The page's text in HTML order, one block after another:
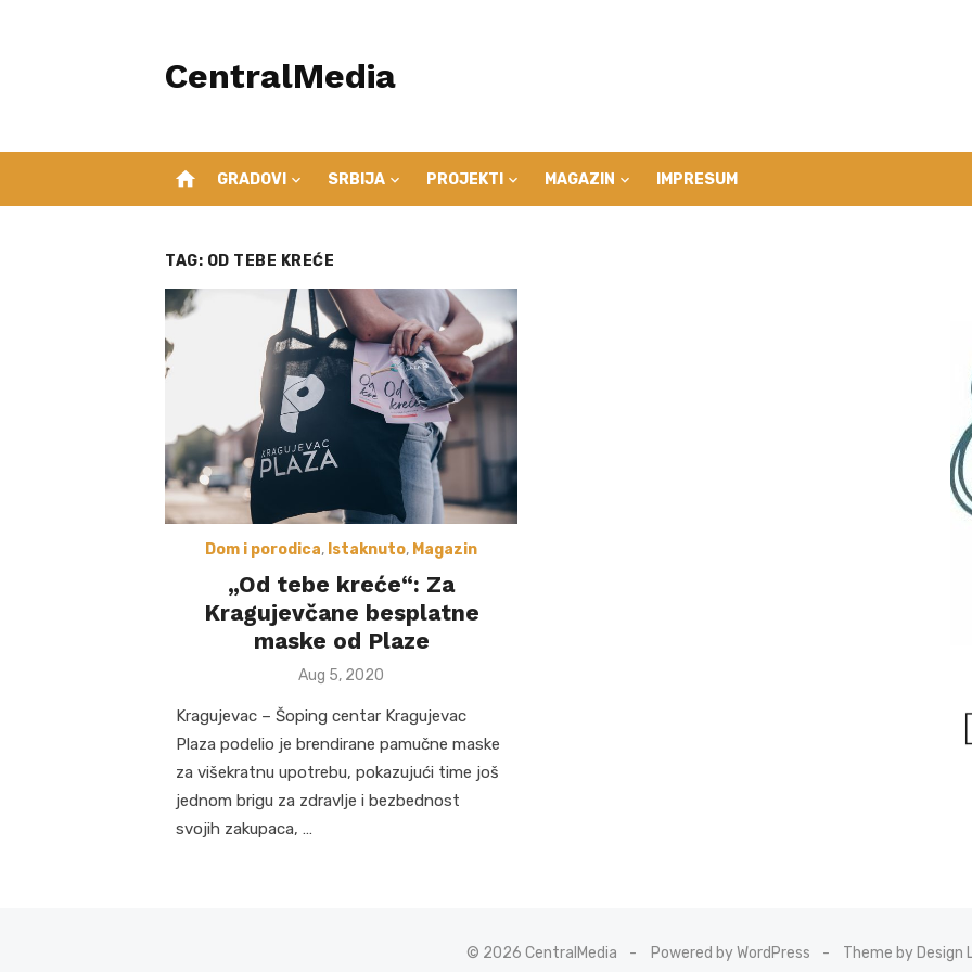
CentralMedia
home GRADOVI SRBIJA PROJEKTI MAGAZIN IMPRESUM
TAG: OD TEBE KREĆE
Dom i porodica, Istaknuto, Magazin
„Od tebe kreće“: Za
Kragujevčane besplatne
maske od Plaze
Posted
Aug 5, 2020
Kragujevac – Šoping centar Kragujevac
Plaza podelio je brendirane pamučne maske
za višekratnu upotrebu, pokazujući time još
jednom brigu za zdravlje i bezbednost
svojih zakupaca, …
© 2026 CentralMedia Powered by WordPress Theme by Design